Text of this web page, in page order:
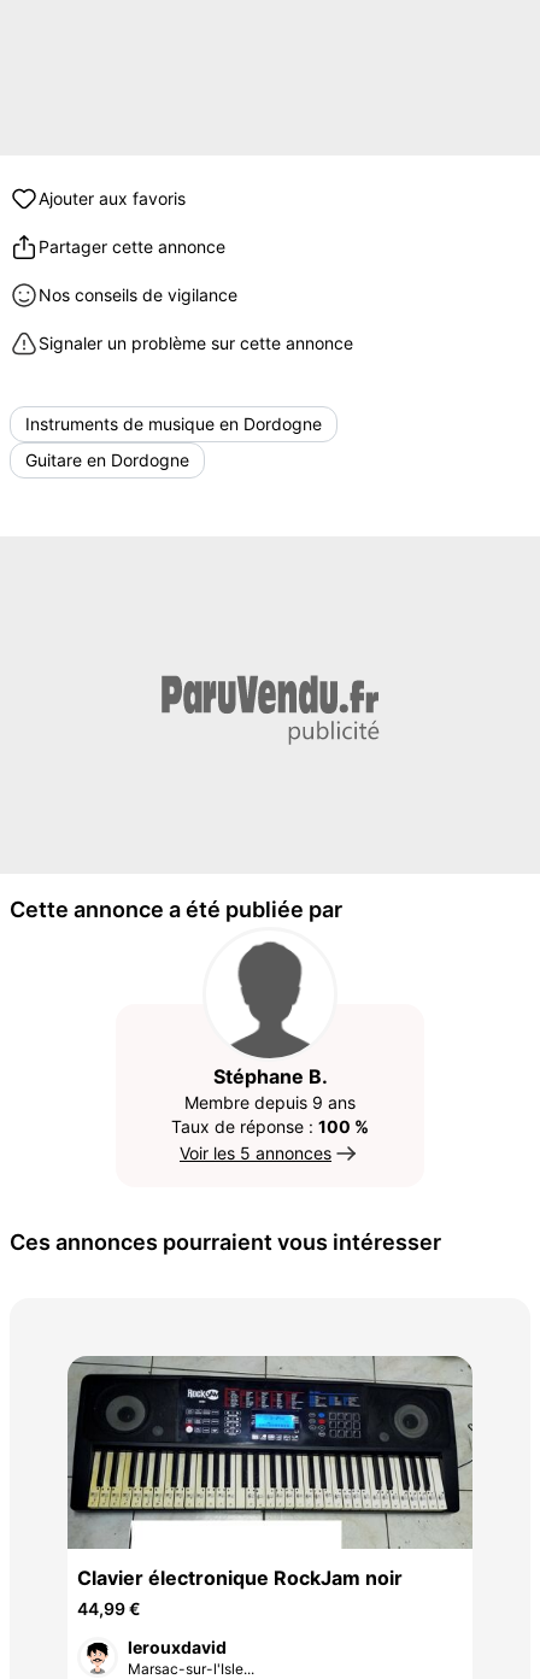
Ajouter aux favoris
Partager cette annonce
Nos conseils de vigilance
Signaler un problème sur cette annonce
Instruments de musique en Dordogne
Guitare en Dordogne
Cette annonce a été publiée par
Stéphane B.
Membre depuis 9 ans
Taux de réponse : 100 %
Voir les 5 annonces
Ces annonces pourraient vous intéresser
Clavier électronique RockJam noir
44,99 €
lerouxdavid
Marsac-sur-l'Isle...